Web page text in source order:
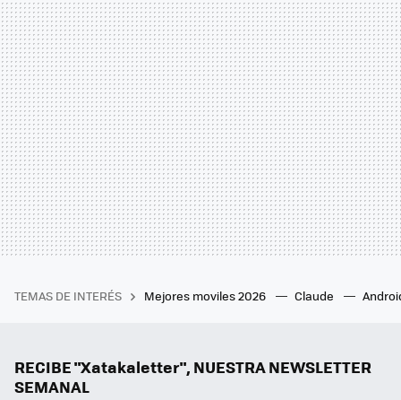
TEMAS DE INTERÉS Mejores moviles 2026 Claude
RECIBE "Xatakaletter", NUESTRA NEWSLETTER
SEMANAL